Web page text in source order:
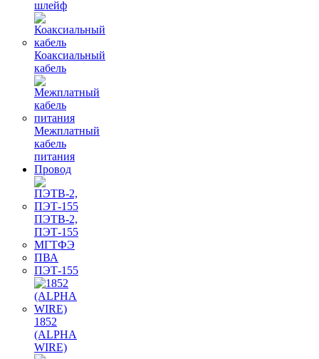
шлейф
Коаксиальный
кабель
Межплатный
кабель
питания
Провод
ПЭТВ-2,
ПЭТ-155
МГТФЭ
ПВА
ПЭТ-155
1852
(ALPHA
WIRE)